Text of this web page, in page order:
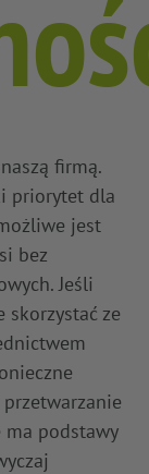
firmą.
priorytet dla
jest
bez
Jeśli
skorzystać ze
podstawy